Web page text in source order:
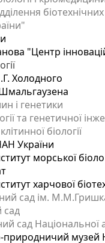
"Центр
Холодного
і генетики
та генетичної
біології
України
морської
харчової
сад ім.
сад
сад Національної
музей